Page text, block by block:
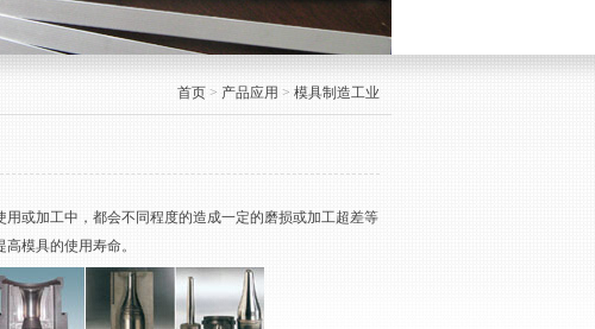
首页 > 产品应用 > 模具制造工业
或加工中，都会不同程度的造成一定的磨损或加工超差等
模具的使用寿命。